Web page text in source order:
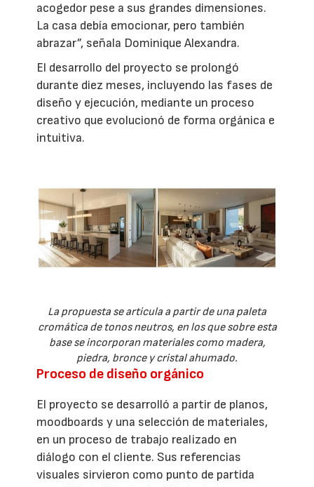
acogedor pese a sus grandes dimensiones.
La casa debía emocionar, pero también
abrazar”, señala Dominique Alexandra.
El desarrollo del proyecto se prolongó
durante diez meses, incluyendo las fases de
diseño y ejecución, mediante un proceso
creativo que evolucionó de forma orgánica e
intuitiva.
La propuesta se articula a partir de una paleta
cromática de tonos neutros, en los que sobre esta
base se incorporan materiales como madera,
piedra, bronce y cristal ahumado.
Proceso de diseño orgánico
El proyecto se desarrolló a partir de planos,
moodboards y una selección de materiales,
en un proceso de trabajo realizado en
diálogo con el cliente. Sus referencias
visuales sirvieron como punto de partida